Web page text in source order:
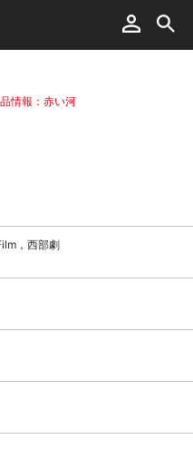
情報：赤い河
，西部劇